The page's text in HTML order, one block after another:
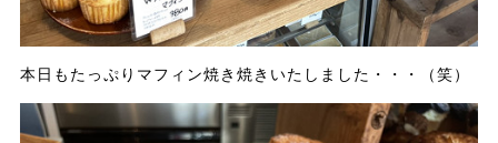
本日もたっぷりマフィン焼き焼きいたしました・・・（笑）